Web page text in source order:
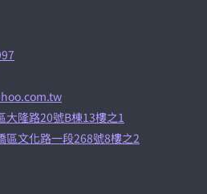
大隆路20號B棟13樓之1
區文化路一段268號8樓之2